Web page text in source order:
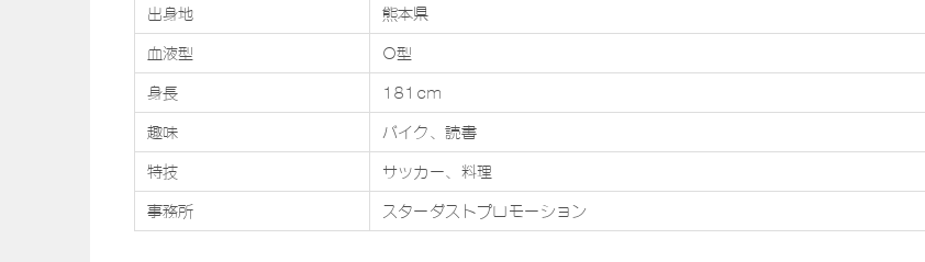
出身地
熊本県
血液型
O型
身長
181cm
趣味
バイク、読書
特技
サッカー、料理
事務所
スターダストプロモーション